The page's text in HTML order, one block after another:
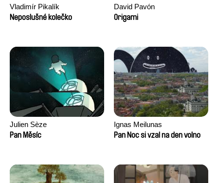
Vladimír Pikalík
Neposlušné kolečko
David Pavón
Origami
Julien Sèze
Pan Měsíc
Ignas Meilunas
Pan Noc si vzal na den volno